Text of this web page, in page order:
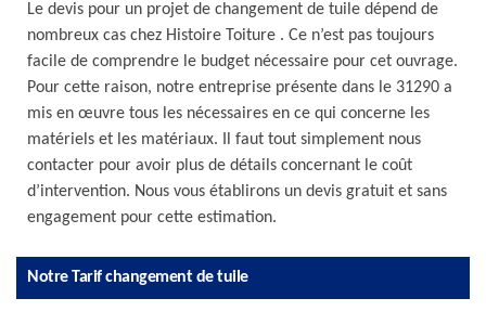
Le devis pour un projet de changement de tuile dépend de
nombreux cas chez Histoire Toiture . Ce n’est pas toujours
facile de comprendre le budget nécessaire pour cet ouvrage.
Pour cette raison, notre entreprise présente dans le 31290 a
mis en œuvre tous les nécessaires en ce qui concerne les
matériels et les matériaux. Il faut tout simplement nous
contacter pour avoir plus de détails concernant le coût
d’intervention. Nous vous établirons un devis gratuit et sans
engagement pour cette estimation.
Notre Tarif changement de tuile